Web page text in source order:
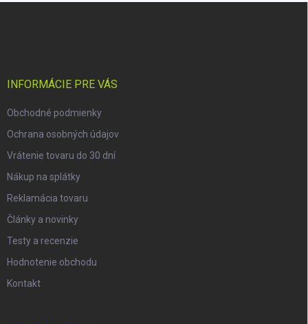
INFORMÁCIE PRE VÁS
Obchodné podmienky
Ochrana osobných údajov
Vrátenie tovaru do 30 dní
Nákup na splátky
Reklamácia tovaru
Články a novinky
Testy a recenzie
Hodnotenie obchodu
Kontakt